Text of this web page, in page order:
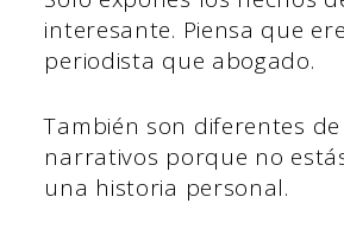
interesante. Piensa que
periodista que abogado.
También son diferentes
narrativos porque no
una historia personal.